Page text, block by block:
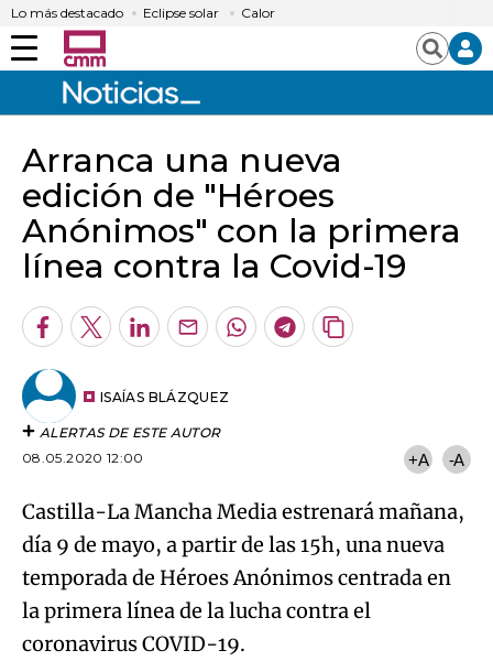
Lo más destacado Eclipse solar Calor
Menú Buscar
Arranca una nueva
edición de "Héroes
Anónimos" con la primera
línea contra la Covid-19
Facebook
TwitterLinkedInEnviarWhatsapp
Telegram
Copiar
ISAÍAS BLÁZQUEZ
ALERTAS DE ESTE AUTOR
08.05.2020 12:00
+A -A
Castilla-La Mancha Media estrenará mañana,
día 9 de mayo, a partir de las 15h, una nueva
temporada de Héroes Anónimos centrada en
la primera línea de la lucha contra el
coronavirus COVID-19.